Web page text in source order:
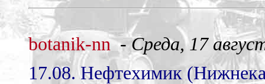
botanik-nn-Среда, 17
17.08. Нефтехимик